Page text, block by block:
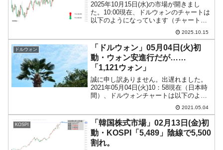
2025年10月15日(水)の市場が開きまし
た。10:00現在、ドルウォンのチャートは
以下のようになっています（チャートは
『Investing.com』より引用）。前日はな
んとか陽線でしたが、本日は現在のとこ
ろ陰線。「1ドル＝1,428ウォ...
2025.10.15
ドルウォン
「ドルウォン」05月04日(火)初
動・ウォン安進行だが……
「1,121ウォン」
誠に申し訳ありません。出遅れました。
2021年05月04日(火)10：58現在（日本時
間）、ドルウォンチャートは以下のよう
『Investing.com』より引用：以下同）。
本日も上昇し、ウォン安方向ではありま
すが、...
2021.05.04
KOSPI
「韓国株式市場」02月13日(金)初
動・KOSPI「5,489」陰線で5,500
割れ。